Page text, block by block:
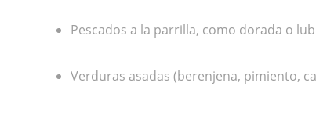
Pescados a la parrilla, como dorada o
Verduras asadas (berenjena, pimiento,